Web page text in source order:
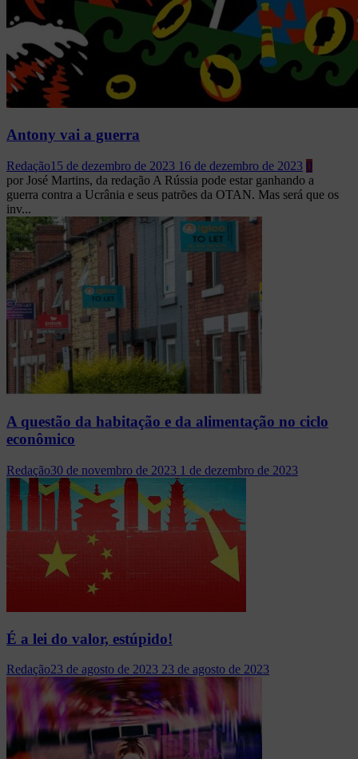
Antony vai a guerra
Redação15 de dezembro de 2023 16 de dezembro de 2023 0
por José Martins, da redação A Rússia pode estar ganhando a
guerra contra a Ucrânia e seus patrões da OTAN. Mas será que os
inv...
A questão da habitação e da alimentação no ciclo
econômico
Redação30 de novembro de 2023 1 de dezembro de 2023
É a lei do valor, estúpido!
Redação23 de agosto de 2023 23 de agosto de 2023